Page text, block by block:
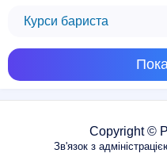
Курси бариста
Copyright ©
Зв'язок з